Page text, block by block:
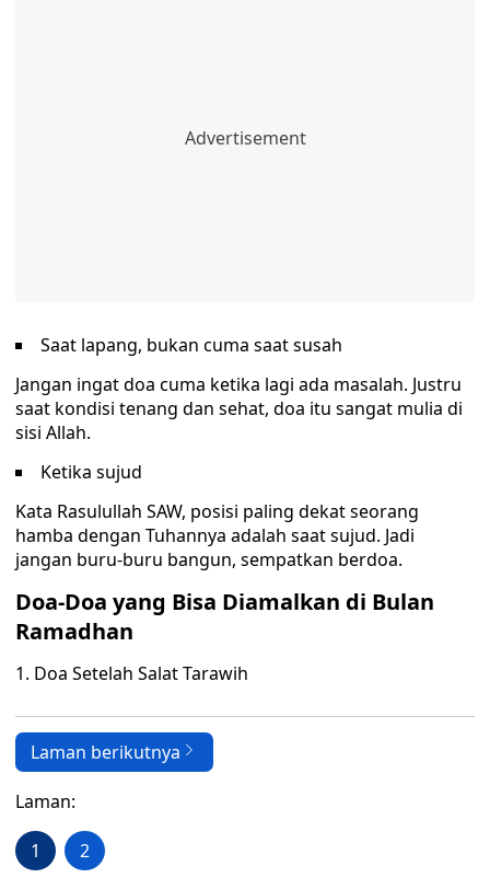
Saat lapang, bukan cuma saat susah
Jangan ingat doa cuma ketika lagi ada masalah. Justru
saat kondisi tenang dan sehat, doa itu sangat mulia di
sisi Allah.
Ketika sujud
Kata Rasulullah SAW, posisi paling dekat seorang
hamba dengan Tuhannya adalah saat sujud. Jadi
jangan buru-buru bangun, sempatkan berdoa.
Doa-Doa yang Bisa Diamalkan di Bulan
Ramadhan
1. Doa Setelah Salat Tarawih
Laman berikutnya
Laman:
1 2